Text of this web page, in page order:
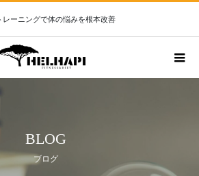
レーニングで体の悩みを根本改善
BLOG
ブログ